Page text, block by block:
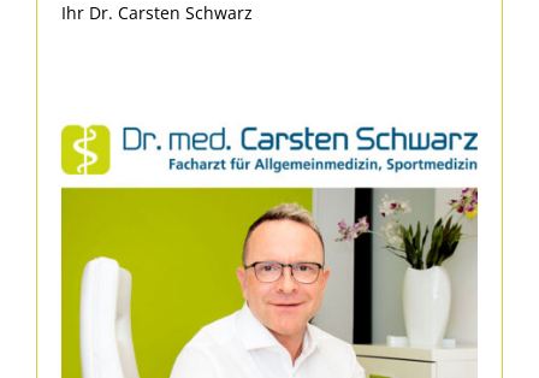
Ihr Dr. Carsten Schwarz